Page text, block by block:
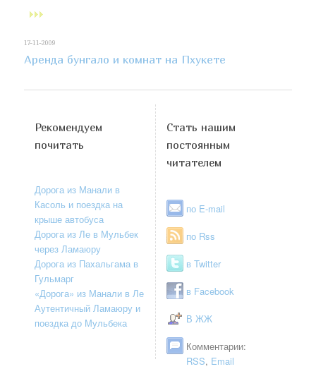
17-11-2009
Аренда бунгало и комнат на Пхукете
Рекомендуем
почитать
Дорога из Манали в
Касоль и поездка на
крыше автобуса
Дорога из Ле в Мульбек
через Ламаюру
Дорога из Пахальгама в
Гульмарг
«Дорога» из Манали в Ле
Аутентичный Ламаюру и
поездка до Мульбека
Стать нашим
постоянным
читателем
по E-mail
по Rss
в Twitter
в Facebook
В ЖЖ
Комментарии:
RSS, Email